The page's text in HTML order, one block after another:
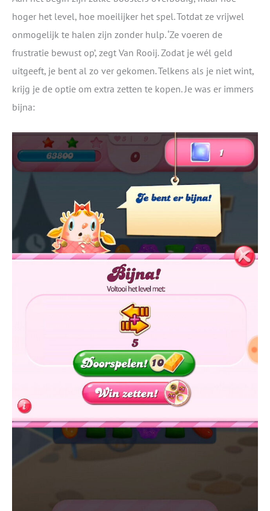
hoger het level, hoe moeilijker het spel. Totdat ze vrijwel
onmogelijk te halen zijn zonder hulp. ‘Ze voeren de
frustratie bewust op’, zegt Van Rooij. Zodat je wél geld
uitgeeft, je bent al zo ver gekomen. Telkens als je niet wint,
krijg je de optie om extra zetten te kopen. Je was er immers
bijna: